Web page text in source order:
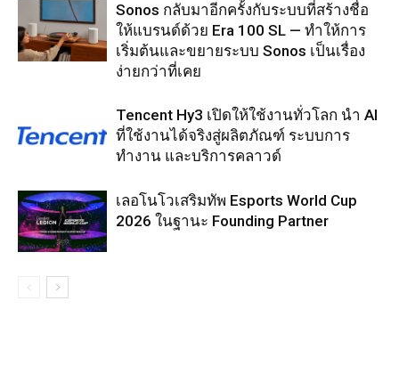
Sonos กลับมาอีกครั้งกับระบบที่สร้างชื่อ
ให้แบรนด์ด้วย Era 100 SL — ทำให้การ
เริ่มต้นและขยายระบบ Sonos เป็นเรื่อง
ง่ายกว่าที่เคย
Tencent Hy3 เปิดให้ใช้งานทั่วโลก นำ AI
ที่ใช้งานได้จริงสู่ผลิตภัณฑ์ ระบบการ
ทำงาน และบริการคลาวด์
เลอโนโวเสริมทัพ Esports World Cup
2026 ในฐานะ Founding Partner